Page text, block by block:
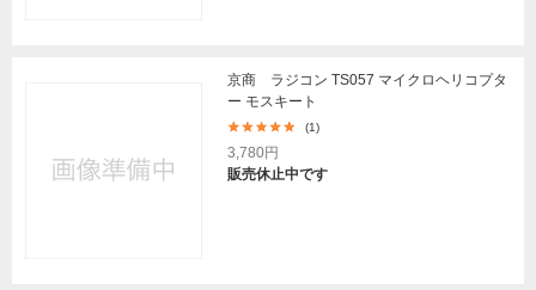
京商 ラジコン TS057 マイクロヘリコプタ
ー モスキート
(1)
3,780円
販売休止中です